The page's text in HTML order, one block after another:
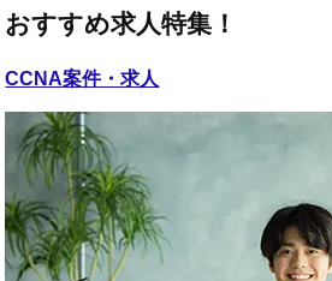
おすすめ求人特集！
CCNA案件・求人